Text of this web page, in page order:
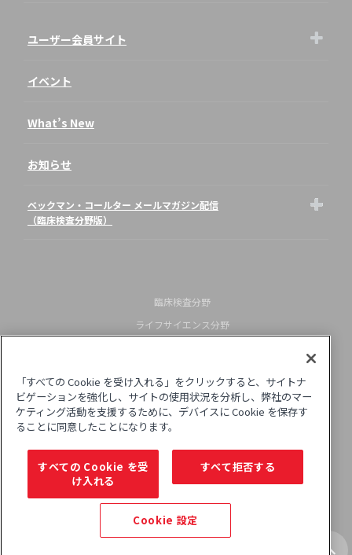
ユーザー会員サイト
イベント
What’s New
お知らせ
ベックマン・コールター メールマガジン配信
（臨床検査分野版）
臨床検査分野
ライフサイエンス分野
サイトポリシー
プライバシーポリシー
「すべての Cookie を受け入れる」をクリックすると、サイトナ
ビゲーションを強化し、サイトの使用状況を分析し、弊社のマー
ケティング活動を支援するために、デバイスに Cookie を保存す
ることに同意したことになります。
すべての Cookie を受
け入れる
すべて拒否する
Cookie 設定